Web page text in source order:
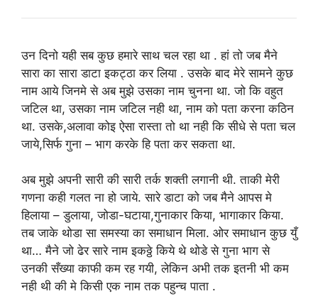
उन दिनो यही सब कुछ हमारे साथ चल रहा था . हां तो जब मैने
सारा का सारा डाटा इकट्ठा कर लिया . उसके बाद मेरे सामने कुछ
नाम आये जिनमे से अब मुझे उसका नाम चुनना था. जो कि वहुत
जटिल था, उसका नाम जटिल नही था, नाम को पता करना कठिन
था. उसके,अलावा कोइ ऐसा रास्ता तो था नही कि सीधे से पता चल
जाये,सिर्फ गुना – भाग करके हि पता कर सकता था.
अब मुझे अपनी सारी की सारी तर्क शक्ती लगानी थी. ताकी मेरी
गणना कही गलत ना हो जाये. सारे डाटा को जब मैने आपस मे
हिलाया – डुलाया, जोडा-घटाया,गुनाकार किया, भागाकार किया.
तब जाके थोडा सा समस्या का समाधान मिला. ओर समाधान कुछ युँ
था… मैने जो ढेर सारे नाम इकठ्ठे किये थे थोडे से गुना भाग से
उनकी सँख्या काफी कम रह गयी, लेकिन अभी तक इतनी भी कम
नही थी की मे किसी एक नाम तक पहुन्च पाता .